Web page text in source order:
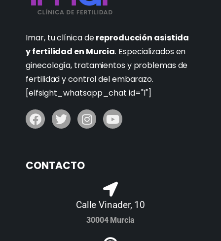
Imar, tu clínica dereproducción asistida
y fertilidad en Murcia. Especializados en
ginecología, tratamientos y problemas de
fertilidad y control del embarazo.
[elfsight_whatsapp_chat id="1"]
CONTACTO
Calle Vinader, 10
30004 Murcia